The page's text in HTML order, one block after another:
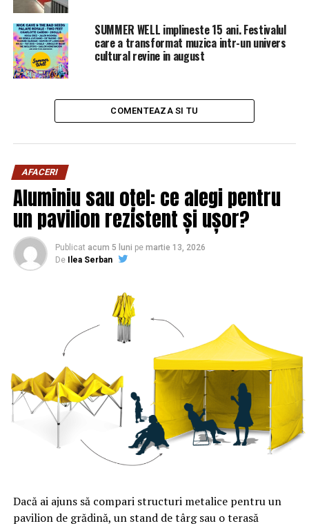
SUMMER WELL implineste 15 ani. Festivalul
care a transformat muzica intr-un univers
cultural revine in august
COMENTEAZA SI TU
AFACERI
Aluminiu sau oțel: ce alegi pentru
un pavilion rezistent și ușor?
Publicat acum 5 luni pe martie 13, 2026
De
Ilea Serban
Dacă ai ajuns să compari structuri metalice pentru un
pavilion de grădină, un stand de târg sau o terasă